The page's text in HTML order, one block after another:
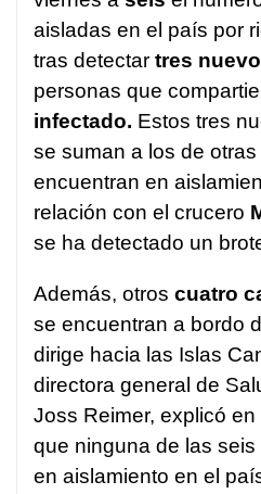
aisladas en el país por
tras detectar tres
personas que
infectado. Estos tres
se suman a los de
encuentran en
relación con el crucero
se ha detectado un
Además, otros cuatro
se encuentran a bordo
dirige hacia las Islas
directora general de
Joss Reimer, explicó
que ninguna de las
en aislamiento en el